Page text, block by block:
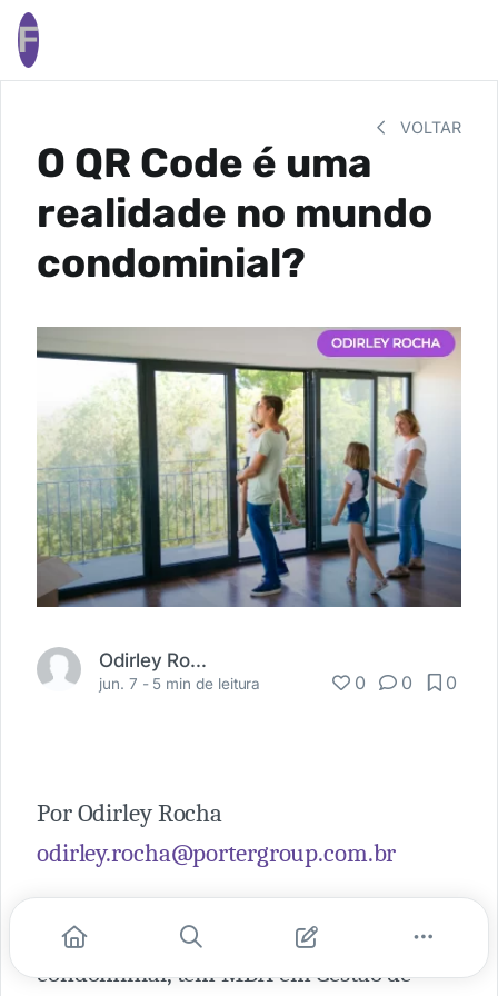
F
VOLTAR
O QR Code é uma
realidade no mundo
condominial?
Odirley Rocha
jun. 7 - 5 min de leitura 0 0 0
Por Odirley Rocha
odirley.rocha@portergroup.com.br
Especialista em segurança e futuro
condominial, tem MBA em Gestão de